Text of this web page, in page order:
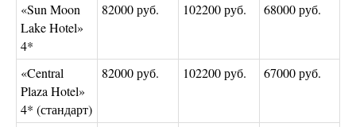
«Sun Moon
Lake Hotel»
4*
82000 руб. 102200 руб. 68000 руб.
«Central
Plaza Hotel»
4* (стандарт)
82000 руб. 102200 руб. 67000 руб.